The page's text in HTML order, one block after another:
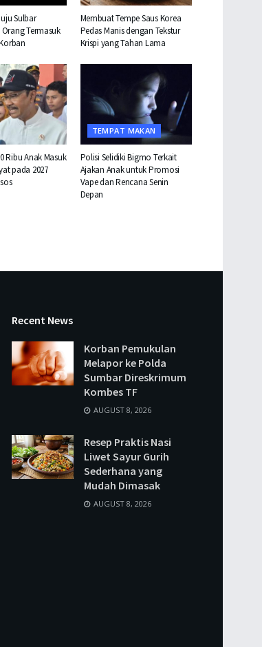
Sulbar
Termasuk
Membuat Tempe Saus Korea
Pedas Manis dengan Tekstur
Krispi yang Tahan Lama
Ribu Anak Masuk
pada 2027
TEMPAT MAKAN
Polisi Selidiki Bigmo Terkait
Ajakan Anak untuk Promosi
Vape dan Rencana Senin
Depan
Recent News
Korban Pemukulan
Melapor ke Polda
Sumbar Direskrimum
Kombes TF
AUGUST 8, 2026
Resep Praktis Nasi
Liwet Sayur Gurih
Sederhana yang
Mudah Dimasak
AUGUST 8, 2026